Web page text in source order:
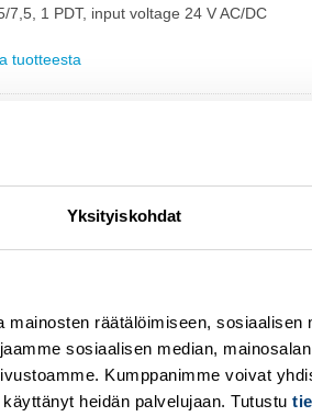
Yksityiskohdat
räätälöimiseen,
sosiaalisen median,
Kumppanimme voivat
heidän palvelujaan. Tutustu
7,5, 1 PDT, input voltage 24 V AC/DC
tuotteesta
wishlist